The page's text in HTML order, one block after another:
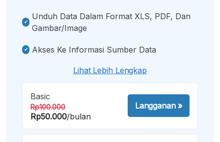
Unduh Data Dalam Format XLS, PDF, Dan
Gambar/image
Akses Ke Informasi Sumber Data
Lihat Lebih Lengkap
Basic
Rp100.000
Rp50.000/bulan
Langganan»